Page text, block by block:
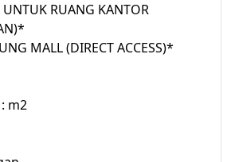
UNTUK RUANG KANTOR
MALL (DIRECT ACCESS)*
m2